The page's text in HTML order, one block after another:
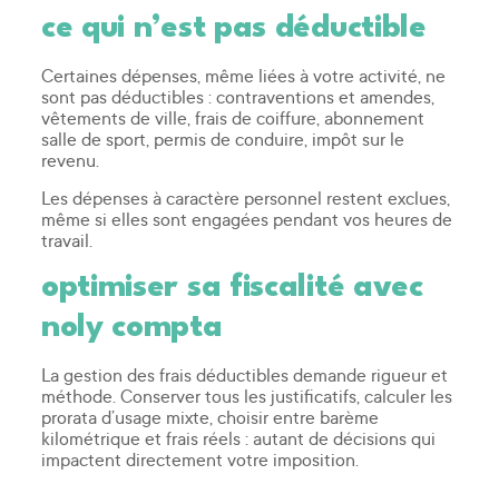
ce qui n’est pas déductible
Certaines dépenses, même liées à votre activité, ne
sont pas déductibles : contraventions et amendes,
vêtements de ville, frais de coiffure, abonnement
salle de sport, permis de conduire, impôt sur le
revenu.
Les dépenses à caractère personnel restent exclues,
même si elles sont engagées pendant vos heures de
travail.
optimiser sa fiscalité avec
noly compta
La gestion des frais déductibles demande rigueur et
méthode. Conserver tous les justificatifs, calculer les
prorata d’usage mixte, choisir entre barème
kilométrique et frais réels : autant de décisions qui
impactent directement votre imposition.